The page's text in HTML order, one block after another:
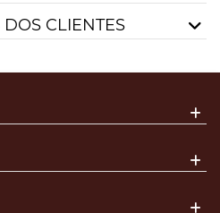
CLIENTES